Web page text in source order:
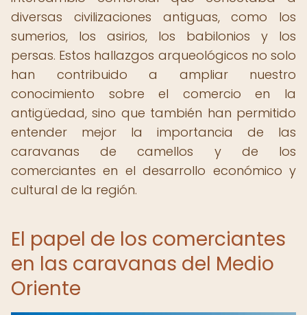
diversas civilizaciones antiguas, como los
sumerios, los asirios, los babilonios y los
persas. Estos hallazgos arqueológicos no solo
han contribuido a ampliar nuestro
conocimiento sobre el comercio en la
antigüedad, sino que también han permitido
entender mejor la importancia de las
caravanas de camellos y de los
comerciantes en el desarrollo económico y
cultural de la región.
El papel de los comerciantes
en las caravanas del Medio
Oriente